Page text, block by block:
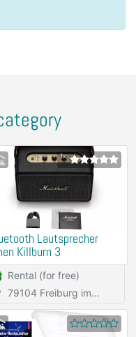
1x
Lautsprecher
Killburn 3
Rental (for free)